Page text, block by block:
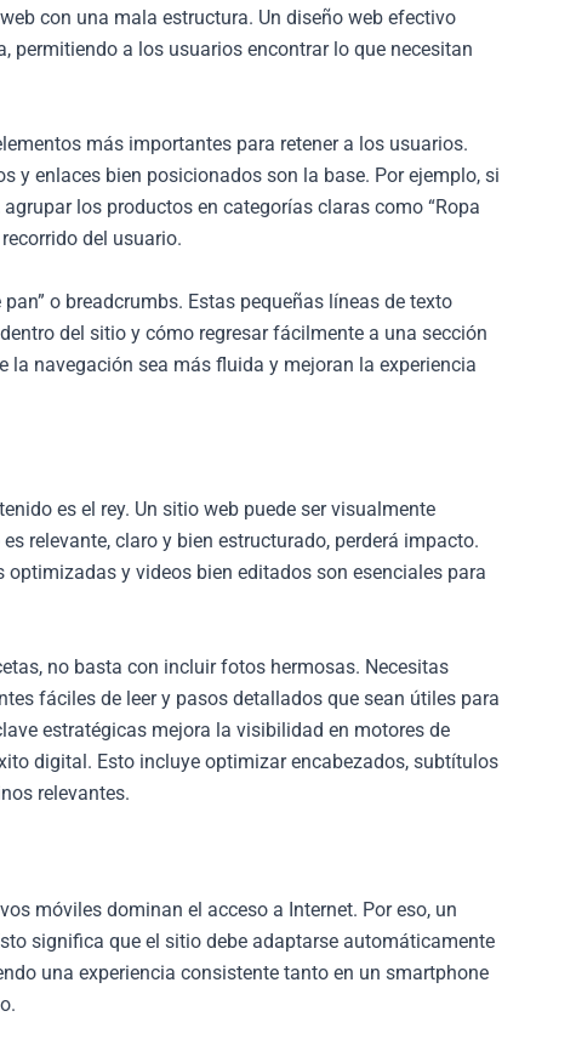
con una mala estructura. Un diseño web efectivo
permitiendo a los usuarios encontrar lo que necesitan
más importantes para retener a los usuarios.
y enlaces bien posicionados son la base. Por ejemplo, si
los productos en categorías claras como “Ropa
del usuario.
o breadcrumbs. Estas pequeñas líneas de texto
del sitio y cómo regresar fácilmente a una sección
la navegación sea más fluida y mejoran la experiencia
es el rey. Un sitio web puede ser visualmente
relevante, claro y bien estructurado, perderá impacto.
y videos bien editados son esenciales para
no basta con incluir fotos hermosas. Necesitas
fáciles de leer y pasos detallados que sean útiles para
estratégicas mejora la visibilidad en motores de
digital. Esto incluye optimizar encabezados, subtítulos
relevantes.
móviles dominan el acceso a Internet. Por eso, un
significa que el sitio debe adaptarse automáticamente
una experiencia consistente tanto en un smartphone